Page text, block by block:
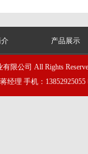
产品展示
限公司 All Rights
理 手机：13852925055